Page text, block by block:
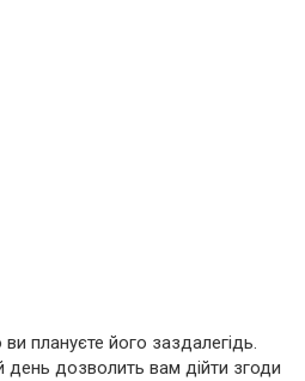
плануєте його заздалегідь.
дозволить вам дійти згоди